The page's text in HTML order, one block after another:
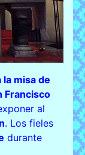
misa de
Francisco
al
. Los fieles
durante